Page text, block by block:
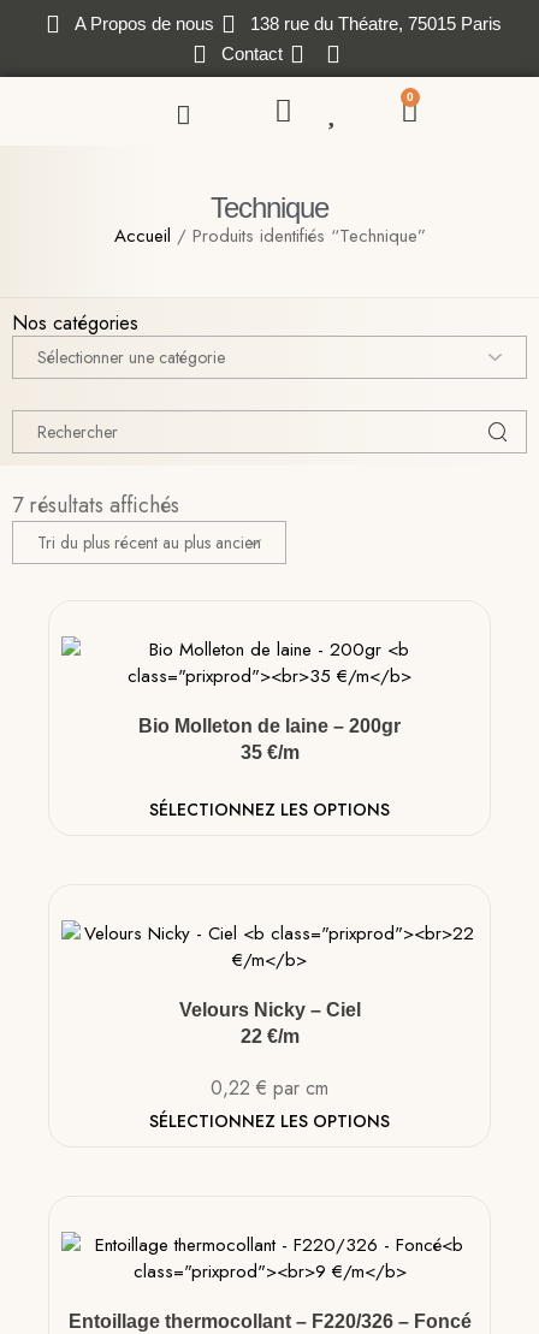
A Propos de nous
138 rue du Théatre, 75015 Paris
Contact
0
Technique
Accueil / Produits identifiés “Technique”
Nos catégories
7 résultats affichés
Bio Molleton de laine – 200gr
35 €/m
SÉLECTIONNEZ LES OPTIONS
Velours Nicky – Ciel
22 €/m
0,22 € par cm
SÉLECTIONNEZ LES OPTIONS
Entoillage thermocollant – F220/326 – Foncé